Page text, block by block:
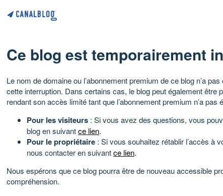
Ce blog est temporairement
Le nom de domaine ou l’abonnement premium de ce blog n’a
cette interruption. Dans certains cas, le blog peut également être
rendant son accès limité tant que l’abonnement premium n’a pas
Pour les visiteurs : Si vous avez des questions, vous
blog en suivantce lien.
Pour le propriétaire : Si vous souhaitez rétablir l’accès à
nous contacter en suivantce lien.
Nous espérons que ce blog pourra être de nouveau accessible
compréhension.